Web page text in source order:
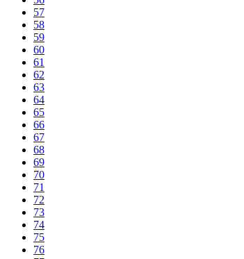
57
58
59
60
61
62
63
64
65
66
67
68
69
70
71
72
73
74
75
76